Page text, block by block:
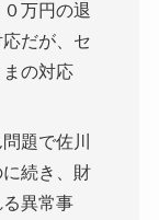
万円の退
だが、セ
の対応
題で佐川
続き、財
異常事